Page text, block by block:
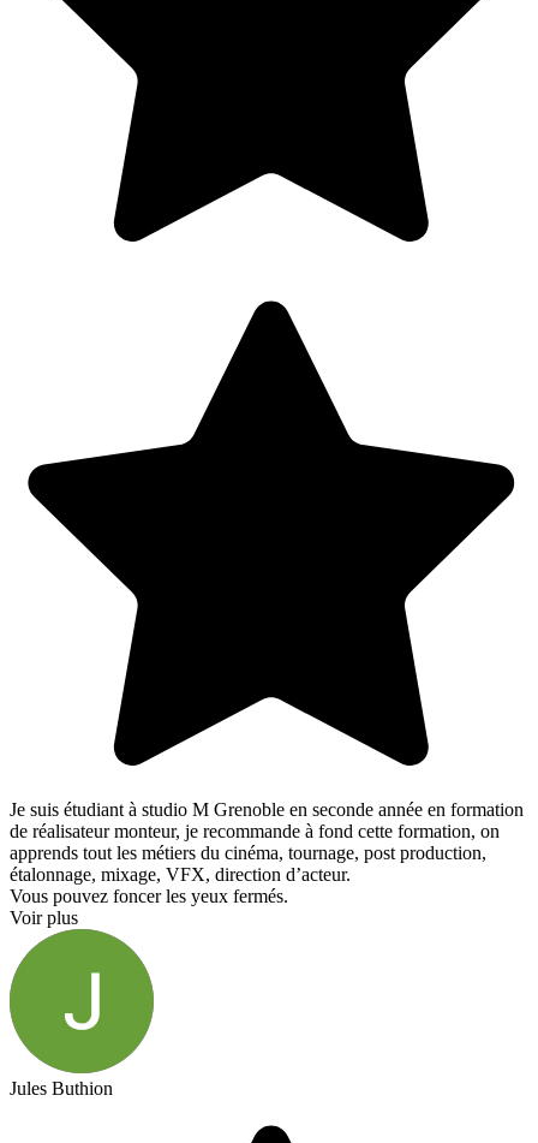
Je suis étudiant à studio M Grenoble en seconde année en formation
de réalisateur monteur, je recommande à fond cette formation, on
apprends tout les métiers du cinéma, tournage, post production,
étalonnage, mixage, VFX, direction d’acteur.
Vous pouvez foncer les yeux fermés.
Voir plus
Jules Buthion